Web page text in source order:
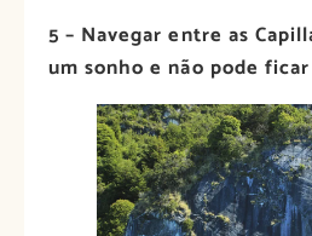
5 – Navegar entre as
um sonho e não pode